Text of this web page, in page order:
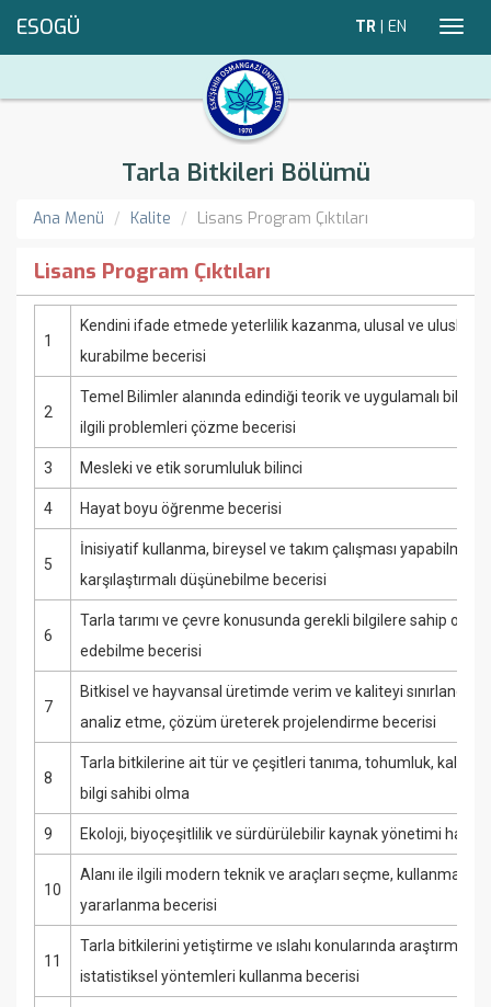
ESOGÜ TR | EN
Tarla Bitkileri Bölümü
Ana Menü Kalite Lisans Program Çıktıları
Lisans Program Çıktıları
1
Kendini ifade etmede yeterlilik kazanma, ulusal ve
kurabilme becerisi
2
Temel Bilimler alanında edindiği teorik ve uygulamalı
ilgili problemleri çözme becerisi
3 Mesleki ve etik sorumluluk bilinci
4 Hayat boyu öğrenme becerisi
5
İnisiyatif kullanma, bireysel ve takım çalışması yapabilme,
karşılaştırmalı düşünebilme becerisi
6
Tarla tarımı ve çevre konusunda gerekli bilgilere sahip
edebilme becerisi
7
Bitkisel ve hayvansal üretimde verim ve kaliteyi
analiz etme, çözüm üreterek projelendirme becerisi
8
Tarla bitkilerine ait tür ve çeşitleri tanıma, tohumluk, kalite
bilgi sahibi olma
9 Ekoloji, biyoçeşitlilik ve sürdürülebilir kaynak yönetimi
10
Alanı ile ilgili modern teknik ve araçları seçme, kullanma ve
yararlanma becerisi
11
Tarla bitkilerini yetiştirme ve ıslahı konularında araştırma
istatistiksel yöntemleri kullanma becerisi